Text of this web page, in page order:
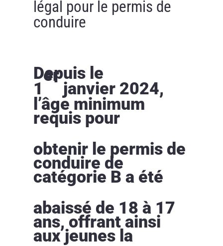
légal pour le permis de
conduire
Depuis le
1
er
janvier 2024,
l’âge minimum
requis pour
obtenir le permis de
conduire de
catégorie B a été
abaissé de 18 à 17
ans, offrant ainsi
aux jeunes la